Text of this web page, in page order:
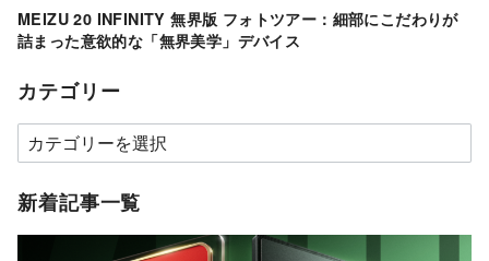
MEIZU 20 INFINITY 無界版 フォトツアー：細部にこだわりが
詰まった意欲的な「無界美学」デバイス
カテゴリー
カ
テ
ゴ
新着記事一覧